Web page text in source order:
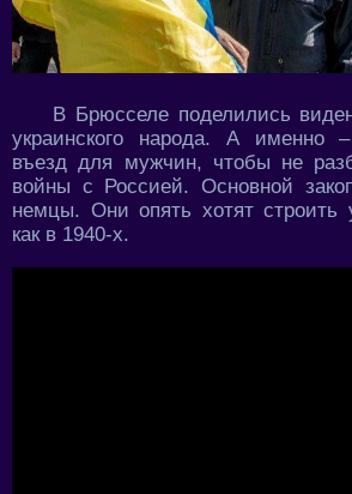
В Брюсселе поделились
украинского народа. А именно
въезд для мужчин, чтобы не
войны с Россией. Основной
немцы. Они опять хотят строить
как в 1940-х.